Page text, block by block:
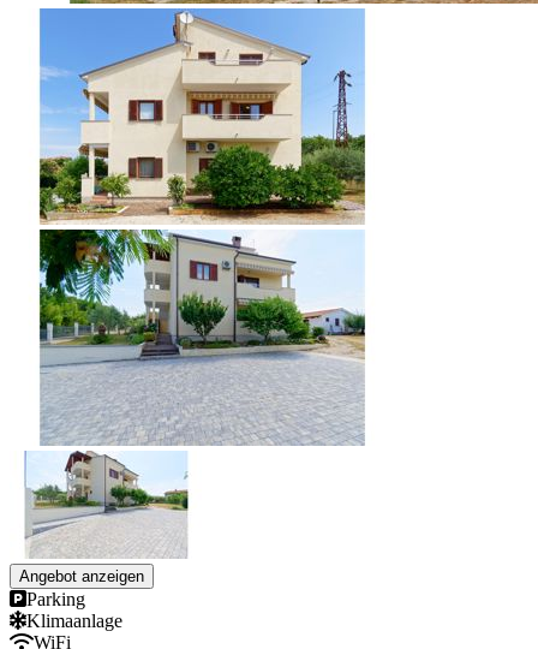
Angebot anzeigen
Parking
Klimaanlage
WiFi